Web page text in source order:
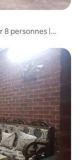
8 personnes |